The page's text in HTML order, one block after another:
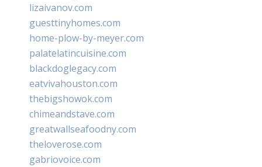
lizaivanov.com
guesttinyhomes.com
home-plow-by-meyer.com
palatelatincuisine.com
blackdoglegacy.com
eatvivahouston.com
thebigshowok.com
chimeandstave.com
greatwallseafoodny.com
theloverose.com
gabriovoice.com